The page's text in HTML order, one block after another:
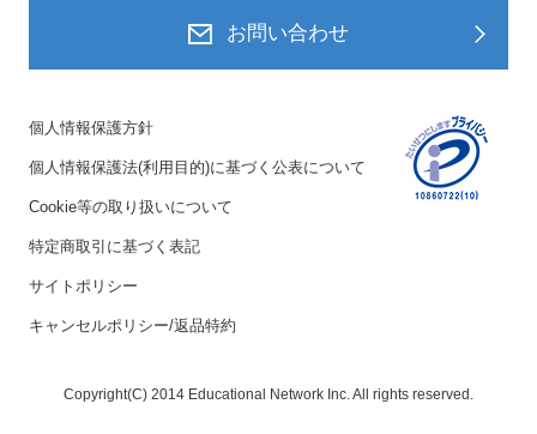
お問い合わせ
個人情報保護方針
個人情報保護法(利用目的)に基づく公表について
Cookie等の取り扱いについて
特定商取引に基づく表記
サイトポリシー
キャンセルポリシー/返品特約
Copyright(C) 2014 Educational Network Inc. All rights reserved.